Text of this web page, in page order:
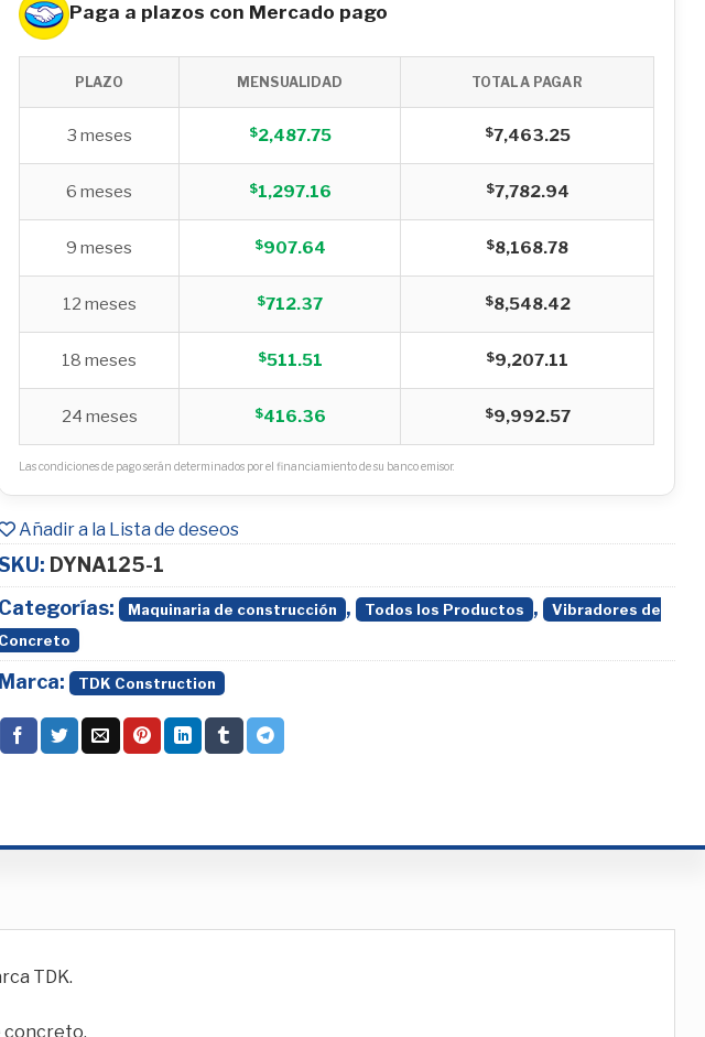
Paga a plazos con Mercado pago
PLAZO MENSUALIDAD TOTAL A PAGAR
3 meses $2,487.75 $7,463.25
6 meses $1,297.16 $7,782.94
9 meses $907.64 $8,168.78
12 meses $712.37 $8,548.42
18 meses $511.51 $9,207.11
24 meses $416.36 $9,992.57
Las condiciones de pago serán determinados por el financiamiento de su banco emisor.
Añadir a la Lista de deseos
DYNA125-1
Categorías:
Maquinaria de construcción , Todos los Productos ,
Vibradores de
Concreto
Marca: TDK Construction
TDK.
concreto.